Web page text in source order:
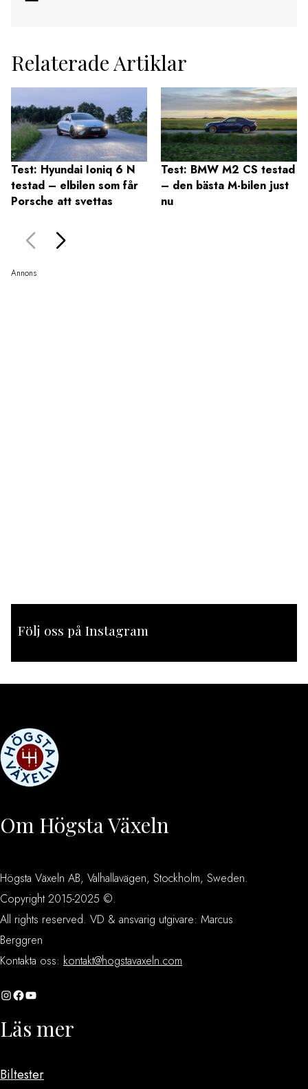
Relaterade Artiklar
Test: Hyundai Ioniq 6 N
testad – elbilen som får
Porsche att svettas
Test: BMW M2 CS testad
– den bästa M-bilen just
nu
Annons
Följ oss på Instagram
Om Högsta Växeln
Högsta Växeln AB, Valhallavägen, Stockholm, Sweden.
Copyright 2015-2025 ©.
All rights reserved. VD & ansvarig utgivare: Marcus
Berggren
Kontakta oss: kontakt@hogstavaxeln.com
InstagramFacebook YouTube
Läs mer
Biltester